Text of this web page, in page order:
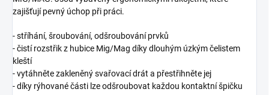
zajišťují pevný úchop při práci.
- stříhání, šroubování, odšroubování prvků
- čistí rozstřik z hubice Mig/Mag díky dlouhým úzkým čelistem
kleští
- vytáhněte zakleněný svařovací drát a přestřihněte jej
- díky rýhované části lze odšroubovat každou kontaktní špičku